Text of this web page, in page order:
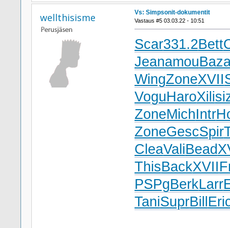
wellthisisme Vs: Simpsonit-dokumentit
Vastaus #5 03.03.22 - 10:51
Scar331.2Bett
Jeanamou
WingZoneXVII
VoguHaroXili
ZoneMichIntr
ZoneGescSpir
CleaValiBead
ThisBackXVII
PSPgBerkLarr
TaniSuprBill